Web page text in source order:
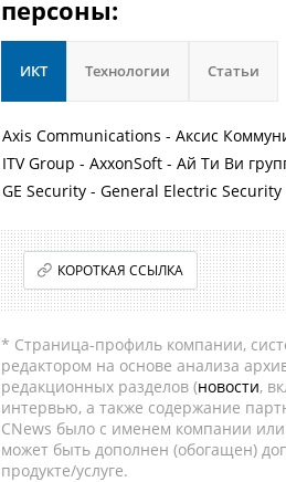
персоны:
ИКТ Технологии Статьи
Axis Communications - Аксис
ITV Group - AxxonSoft - Ай Ти Ви
GE Security - General Electric
КОРОТКАЯ ССЫЛКА
* Страница-профиль компании,
редактором на основе анализа
редакционных разделов (новости,
интервью, а также содержание
CNews было с именем компании
может быть дополнен (обогащен)
продукте/услуге.